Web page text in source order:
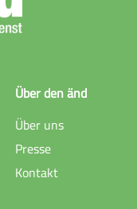
Über den änd
Über uns
Presse
Kontakt